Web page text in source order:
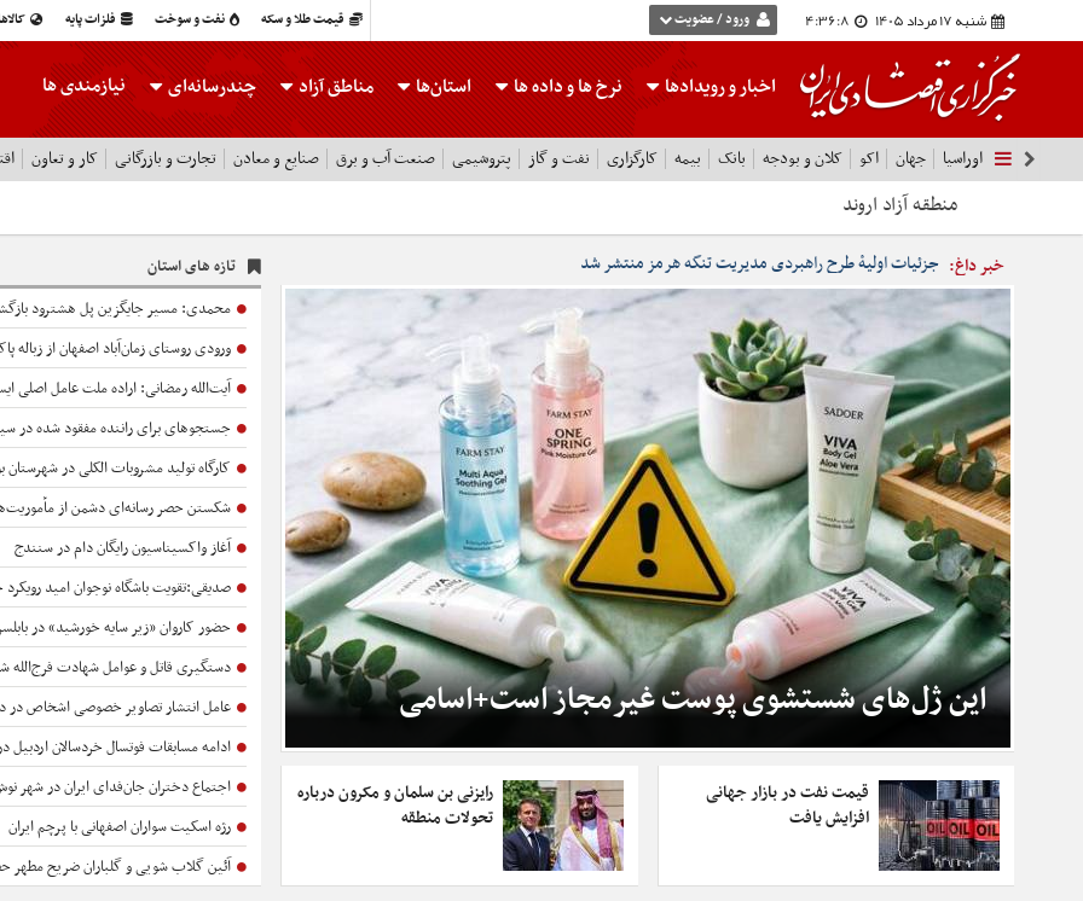
قیمت طلا و سکه نفت و سوخت فلزات پایه شنبه 17 مرداد 1405 4:36:9 ورود / عضویت
اخبار و رویدادها نرخ هاو داده ها استان‌ها مناطق آزاد چندرسانه‌ای نیازمندی ها
اوراسیا جهان اکو کلان و بودجه بانک بیمه کارگزاری نفت و گاز پتروشیمی صنعت آب و برق صنایع و معادن تجارت و بازرگانی کار و تعاون
اروند
خبر داغ: جزئیات اولیۀ طرح راهبردی مدیریت تنگه هرمز منتشر شد
این ژل‌های شستشوی پوست غیرمجاز است+اسامی
قیمت نفت در بازار جهانی
افزایش یافت
رایزنی بن سلمان و مکرون درباره
تحولات منطقه
تازه های استان
محمدی: مسیر جایگزین پل هشترود
ورودی روستای زمان‌آباد اصفهان از زباله
آیت‌الله رمضانی: اراده ملت عامل اصلی ایستادگی در
جستجوهای برای راننده مفقود شده در سیل
کارگاه تولید مشروبات الکلی در شهرستان
شکستن حصر رسانه‌ای دشمن از مأموریت‌های اصلی
آغاز واکسیناسیون رایگان دام در سنندج
صدیقی:تقویت باشگاه نوجوان امید رویکرد حوزه هنری
حضور کاروان «زیر سایه خورشید» در
دستگیری قاتل و عوامل شهادت فرج‌الله
عامل انتشار تصاویر خصوصی اشخاص در دشت
ادامه مسابقات فوتسال خردسالان اردبیل در گرامیداشت
اجتماع دختران جان‌فدای ایران در شهر
رژه اسکیت سواران اصفهانی با پرچم ایران
آئین گلاب شویی و گلباران ضریح مطهر